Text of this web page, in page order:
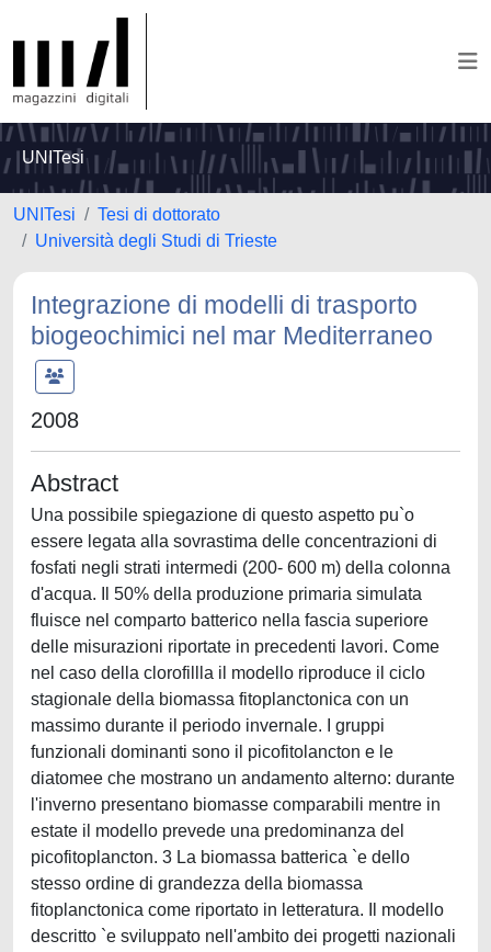
UNITesi
UNITesi
Tesi di dottorato
Università degli Studi di Trieste
Integrazione di modelli di trasporto
biogeochimici nel mar Mediterraneo
2008
Abstract
Una possibile spiegazione di questo aspetto pu`o
essere legata alla sovrastima delle concentrazioni di
fosfati negli strati intermedi (200- 600 m) della colonna
d'acqua. Il 50% della produzione primaria simulata
fluisce nel comparto batterico nella fascia superiore
delle misurazioni riportate in precedenti lavori. Come
nel caso della clorofillla il modello riproduce il ciclo
stagionale della biomassa fitoplanctonica con un
massimo durante il periodo invernale. I gruppi
funzionali dominanti sono il picofitolancton e le
diatomee che mostrano un andamento alterno: durante
l'inverno presentano biomasse comparabili mentre in
estate il modello prevede una predominanza del
picofitoplancton. 3 La biomassa batterica `e dello
stesso ordine di grandezza della biomassa
fitoplanctonica come riportato in letteratura. Il modello
descritto `e sviluppato nell'ambito dei progetti nazionali